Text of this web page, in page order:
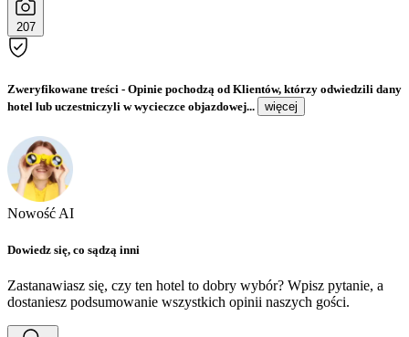
207
Zweryfikowane treści - Opinie pochodzą od Klientów, którzy odwiedzili dany
hotel lub uczestniczyli w wycieczce objazdowej...
więcej
Nowość AI
Dowiedz się, co sądzą inni
Zastanawiasz się, czy ten hotel to dobry wybór? Wpisz pytanie, a
dostaniesz podsumowanie wszystkich opinii naszych gości.